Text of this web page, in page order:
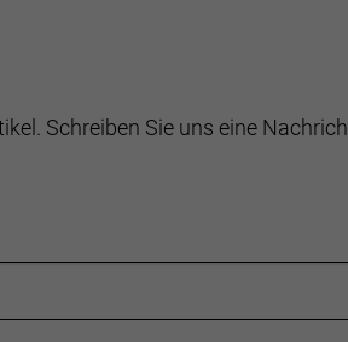
Schreiben Sie uns eine